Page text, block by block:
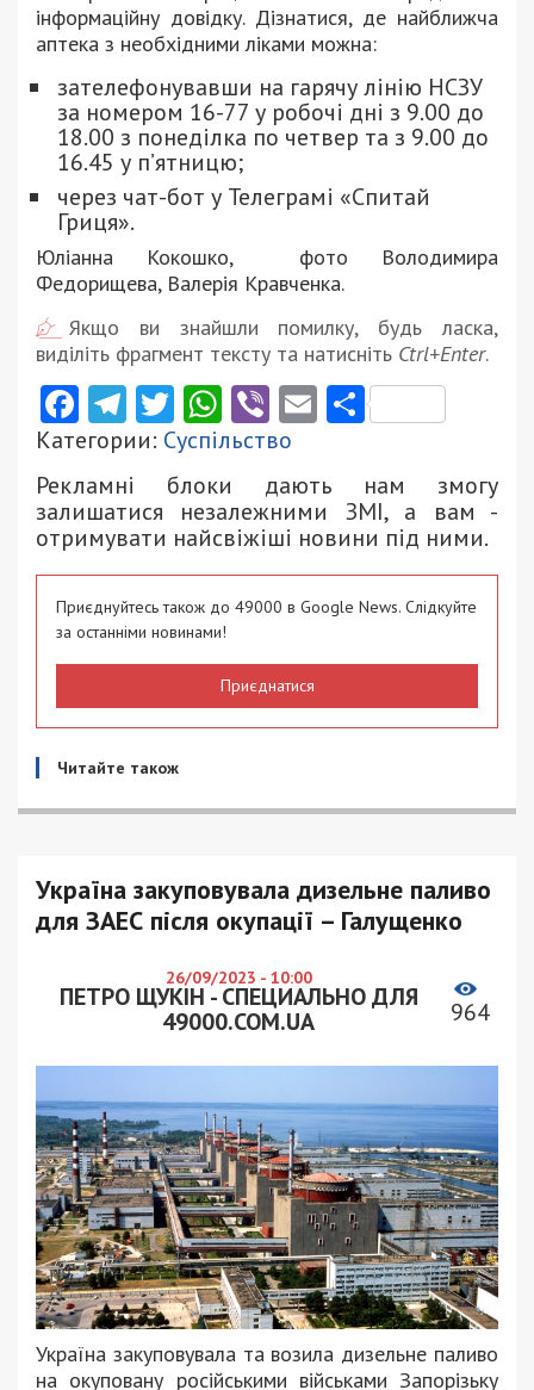
інформаційну довідку. Дізнатися, де найближча
аптека з необхідними ліками можна:
зателефонувавши на гарячу лінію НСЗУ
за номером 16-77 у робочі дні з 9.00 до
18.00 з понеділка по четвер та з 9.00 до
16.45 у п’ятницю;
через чат-бот у Телеграмі «Спитай
Гриця».
Юліанна Кокошко, фото Володимира
Федорищева, Валерія Кравченка.
Якщо ви знайшли помилку, будь ласка,
виділіть фрагмент тексту та натисніть Ctrl+Enter.
Facebook
Telegram
Twitter
WhatsApp
ViberEmail
Категории: Суспільство
Рекламні блоки дають нам змогу
залишатися незалежними ЗМІ, а вам -
отримувати найсвіжіші новини під ними.
Приєднуйтесь також до 49000 в Google News. Слідкуйте
за останніми новинами!
Приєднатися
Читайте також
Україна закуповувала дизельне паливо
для ЗАЕС після окупації – Галущенко
26/09/2023 - 10:00
ПЕТРО ЩУКІН - СПЕЦИАЛЬНО ДЛЯ
49000.COM.UA
964
Україна закуповувала та возила дизельне паливо
на окуповану російськими військами Запорізьку